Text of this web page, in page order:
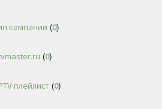
компании (0)
(0)
плейлист (0)